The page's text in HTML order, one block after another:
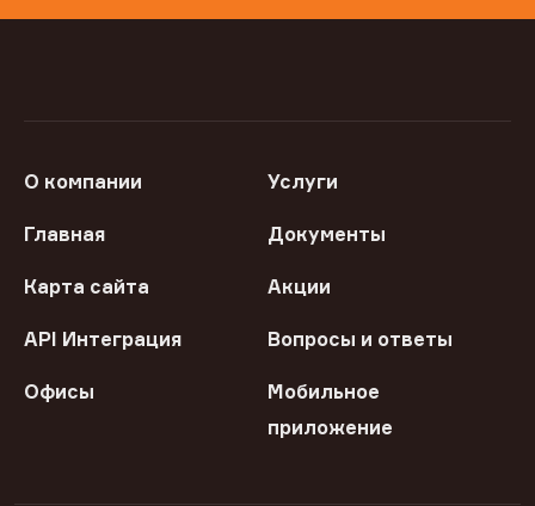
О компании Услуги
Главная Документы
Карта сайта Акции
API Интеграция Вопросы и ответы
Офисы
Мобильное
приложение